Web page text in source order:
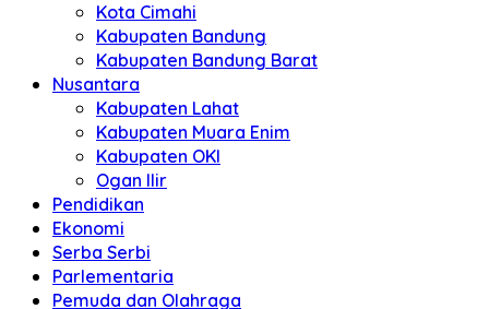
Kota Cimahi
Kabupaten Bandung
Kabupaten Bandung Barat
Nusantara
Kabupaten Lahat
Kabupaten Muara Enim
Kabupaten OKI
Ogan Ilir
Pendidikan
Ekonomi
Serba Serbi
Parlementaria
Pemuda dan Olahraga